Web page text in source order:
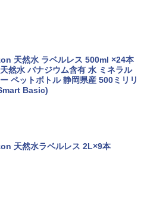
01:59】Xiaomi Monitor A24i 20
スプレイ 1080P 23.8インチ 144
レッシュレート sRGB99% 1670
ΔE＜1 低ブルーライト 大
VESA
籍】[ 佐賀崎しげる ]
コ） ]
P31i ホワイト
feat. Flo Milli, ATL Jacob
天然水 ラベルレス 500ml ×24本
然水 バナジウム含有 水 ミネラル
ペットボトル 静岡県産 500ミリリ
Basic)
天然水ラベルレス 2L×9本